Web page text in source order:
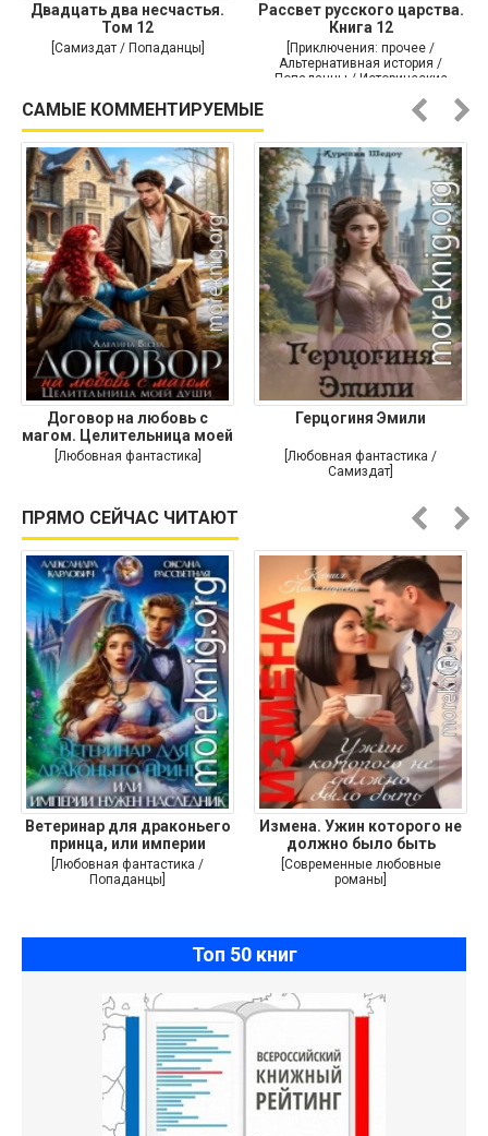
Двадцать два несчастья.
Том 12
[Самиздат / Попаданцы]
Рассвет русского царства.
Книга 12
[Приключения: прочее /
Альтернативная история /
Попаданцы / Исторические
САМЫЕ КОММЕНТИРУЕМЫЕ
Договор на любовь с
магом. Целительница моей
души
[Любовная фантастика]
Герцогиня Эмили
[Любовная фантастика /
Самиздат]
ПРЯМО СЕЙЧАС ЧИТАЮТ
Ветеринар для драконьего
принца, или империи
[Любовная фантастика /
Попаданцы]
Измена. Ужин которого не
должно было быть
[Современные любовные
романы]
Топ 50 книг